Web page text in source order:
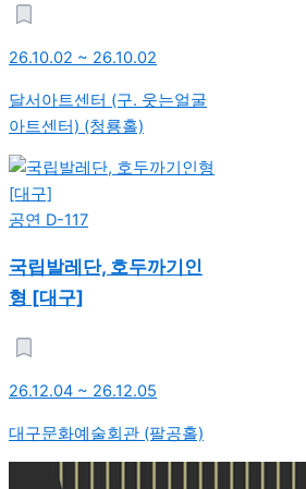
26.10.02 ~ 26.10.02
달서아트센터 (구. 웃는얼굴
아트센터) (청룡홀)
공연 D-117
국립발레단, 호두까기인
형 [대구]
26.12.04 ~ 26.12.05
대구문화예술회관 (팔공홀)